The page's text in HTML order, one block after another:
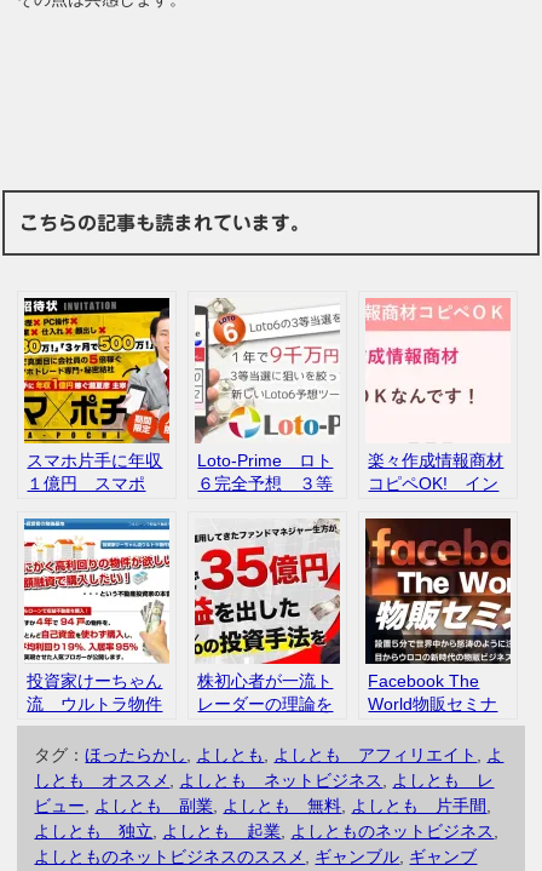
こちらの記事も読まれています。
スマホ片手に年収
１億円 スマポ
修二 評判 口コ
ミ
Loto-Prime ロト
６完全予想 ３等
判 口コミ
楽々作成情報商材
コピペOK! イン
判 口コミ
投資家けーちゃん
流 ウルトラ物件
獲得術 評判 口
コミ
株初心者が一流ト
レーダーの理論を
身に付けれる 株
の大学 生方茂樹
評判 口コミ
Facebook The
World物販セミナ
ー 宮内としひ
で 評判 口コミ
タグ：ほったらかし よしとも よしとも アフィリエイト
よ
しとも オススメ
よしとも ネットビジネス
よしとも レ
ビュー
よしとも 副業 よしとも 無料 よしとも 片手間
よしとも 独立
よしとも 起業 よしとものネットビジネス
よしとものネットビジネスのススメ
ギャンブル ギャンブ